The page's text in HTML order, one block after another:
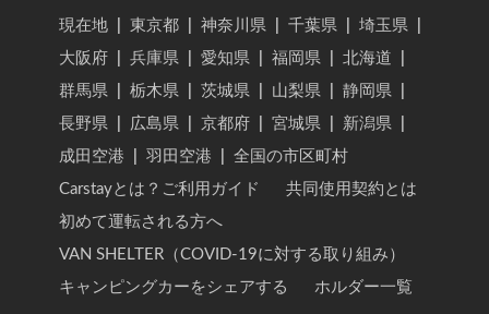
現在地 東京都 神奈川県 千葉県 埼玉県
大阪府
兵庫県 愛知県 福岡県 北海道
群馬県
栃木県 茨城県 山梨県 静岡県
長野県
広島県 京都府 宮城県 新潟県
成田空港
羽田空港
全国の市区町村
Carstayとは？ご利用ガイド
共同使用契約とは
初めて運転される方へ
VAN SHELTER（COVID-19に対する取り組み）
キャンピングカーをシェアする
ホルダー一覧